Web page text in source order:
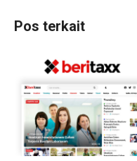
Pos terkait